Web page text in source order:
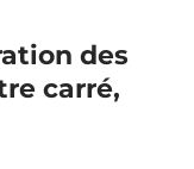
des
carré,